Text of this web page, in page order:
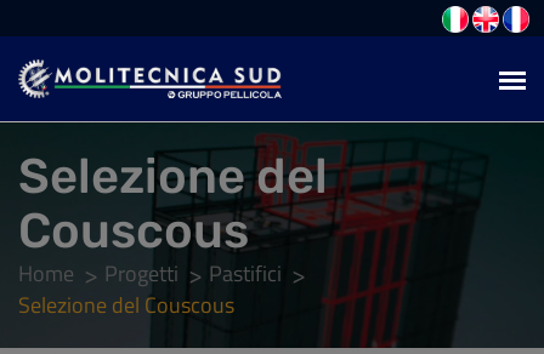
Selezione del
Couscous
Home Progetti
Pastifici
Selezione del Couscous